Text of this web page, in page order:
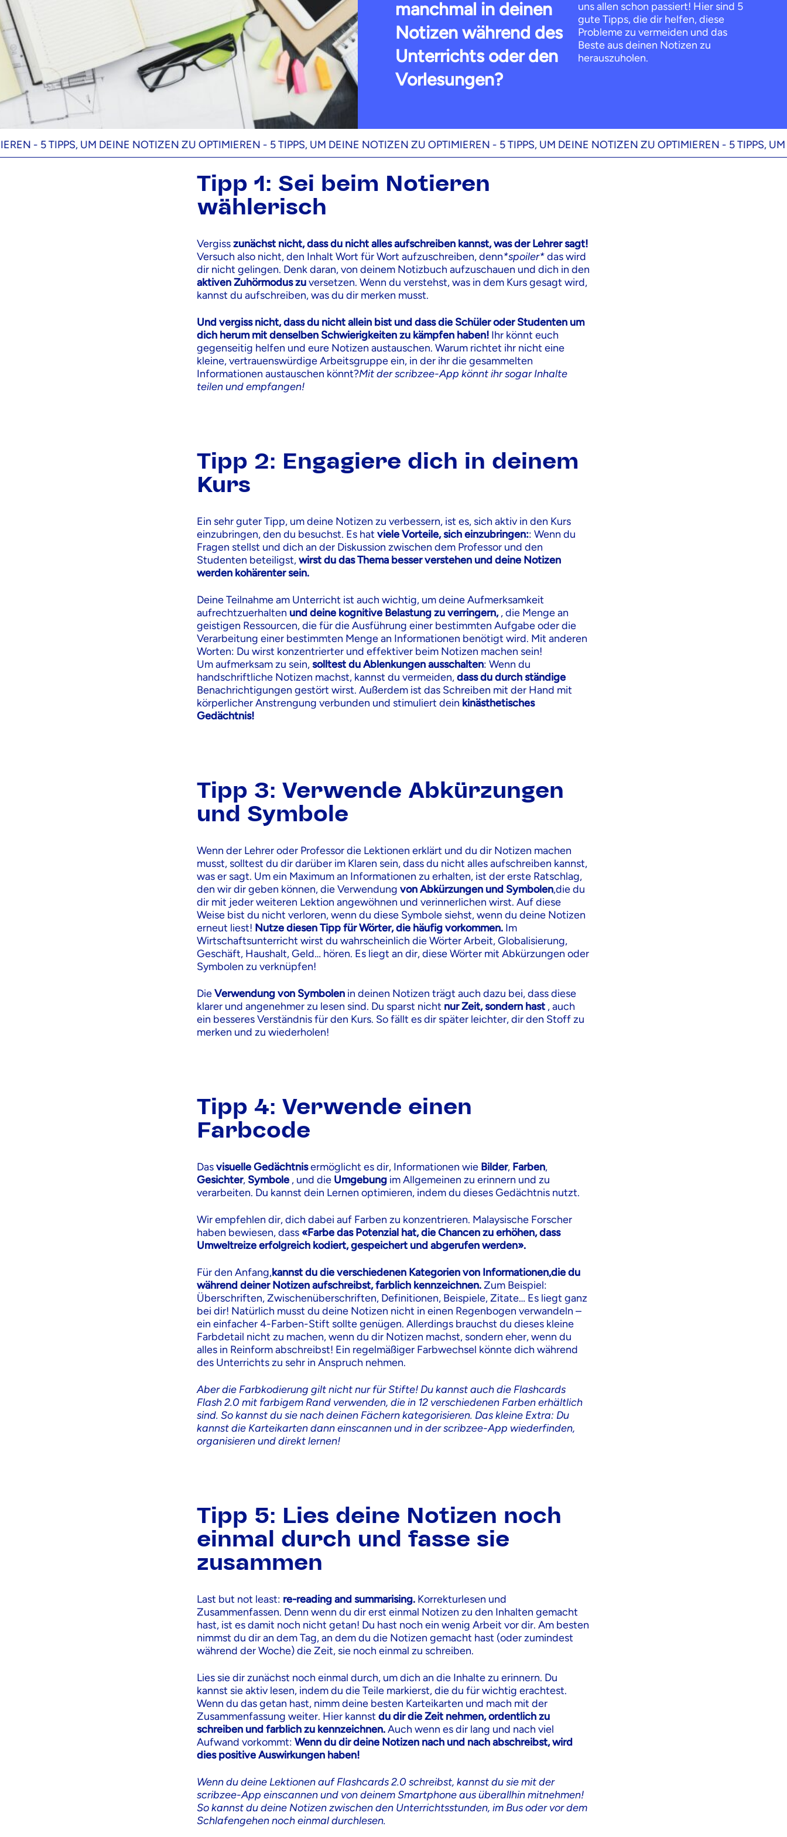
manchmal in deinen
Notizen während des
Unterrichts oder den
Vorlesungen?
uns allen schon passiert! Hier sind 5
gute Tipps, die dir helfen, diese
Probleme zu vermeiden und das
Beste aus deinen Notizen zu
herauszuholen.
5 TIPPS, UM DEINE NOTIZEN ZU OPTIMIEREN -5 TIPPS, UM DEINE NOTIZEN ZU OPTIMIEREN -5 TIPPS, UM DEINE NOTIZEN ZU OPTIMIEREN -5 TIPPS, UM
Tipp 1: Sei beim Notieren
wählerisch
Vergisszunächst nicht, dass du nicht alles aufschreiben kannst, was der Lehrer sagt!
Versuch also nicht, den Inhalt Wort für Wort aufzuschreiben, denn*spoiler*das wird
dir nicht gelingen. Denk daran, von deinem Notizbuch aufzuschauen und dich in den
aktiven Zuhörmodus zuversetzen. Wenn du verstehst, was in dem Kurs gesagt wird,
kannst du aufschreiben, was du dir merken musst.
Und vergiss nicht, dass du nicht allein bist und dass die Schüler oder Studenten um
dich herum mit denselben Schwierigkeiten zu kämpfen haben! Ihr könnt euch
gegenseitig helfen und eure Notizen austauschen. Warum richtet ihr nicht eine
kleine, vertrauenswürdige Arbeitsgruppe ein, in der ihr die gesammelten
Informationen austauschen könnt?Mit der scribzee-App könnt ihr sogar Inhalte
teilen und empfangen!
Tipp 2: Engagiere dich in deinem
Kurs
Ein sehr guter Tipp, um deine Notizen zu verbessern, ist es, sich aktiv in den Kurs
einzubringen, den du besuchst. Es hat viele Vorteile, sich einzubringen:: Wenn du
Fragen stellst und dich an der Diskussion zwischen dem Professor und den
Studenten beteiligst,wirst du das Thema besser verstehen und deine Notizen
werden kohärenter sein.
Deine Teilnahme am Unterricht ist auch wichtig, um deine Aufmerksamkeit
aufrechtzuerhalten und deine kognitive Belastung zu verringern,, die Menge an
geistigen Ressourcen, die für die Ausführung einer bestimmten Aufgabe oder die
Verarbeitung einer bestimmten Menge an Informationen benötigt wird. Mit anderen
Worten: Du wirst konzentrierter und effektiver beim Notizen machen sein!
Um aufmerksam zu sein,solltest du Ablenkungen ausschalten: Wenn du
handschriftliche Notizen machst, kannst du vermeiden,dass du durch ständige
Benachrichtigungen gestört wirst. Außerdem ist das Schreiben mit der Hand mit
körperlicher Anstrengung verbunden und stimuliert dein kinästhetisches
Gedächtnis!
Tipp 3: Verwende Abkürzungen
und Symbole
Wenn der Lehrer oder Professor die Lektionen erklärt und du dir Notizen machen
musst, solltest du dir darüber im Klaren sein, dass du nicht alles aufschreiben kannst,
was er sagt. Um ein Maximum an Informationen zu erhalten, ist der erste Ratschlag,
den wir dir geben können, die Verwendung von Abkürzungen und Symbolen,die du
dir mit jeder weiteren Lektion angewöhnen und verinnerlichen wirst. Auf diese
Weise bist du nicht verloren, wenn du diese Symbole siehst, wenn du deine Notizen
erneut liest! Nutze diesen Tipp für Wörter, die häufig vorkommen. Im
Wirtschaftsunterricht wirst du wahrscheinlich die Wörter Arbeit, Globalisierung,
Geschäft, Haushalt, Geld… hören. Es liegt an dir, diese Wörter mit Abkürzungen oder
Symbolen zu verknüpfen!
DieVerwendung von Symbolen in deinen Notizen trägt auch dazu bei, dass diese
klarer und angenehmer zu lesen sind. Du sparst nicht nur Zeit, sondern hast , auch
ein besseres Verständnis für den Kurs. So fällt es dir später leichter, dir den Stoff zu
merken und zu wiederholen!
Tipp 4: Verwende einen
Farbcode
Dasvisuelle Gedächtnisermöglicht es dir, Informationen wie Bilder, Farben,
Gesichter, Symbole , und die Umgebung im Allgemeinen zu erinnern und zu
verarbeiten. Du kannst dein Lernen optimieren, indem du dieses Gedächtnis nutzt.
Wir empfehlen dir, dich dabei auf Farben zu konzentrieren. Malaysische Forscher
haben bewiesen, dass «Farbe das Potenzial hat, die Chancen zu erhöhen, dass
Umweltreize erfolgreich kodiert, gespeichert und abgerufen werden».
Für den Anfang,kannst du die verschiedenen Kategorien von Informationen,die du
während deiner Notizen aufschreibst, farblich kennzeichnen.Zum Beispiel:
Überschriften, Zwischenüberschriften, Definitionen, Beispiele, Zitate… Es liegt ganz
bei dir! Natürlich musst du deine Notizen nicht in einen Regenbogen verwandeln –
ein einfacher 4-Farben-Stift sollte genügen. Allerdings brauchst du dieses kleine
Farbdetail nicht zu machen, wenn du dir Notizen machst, sondern eher, wenn du
alles in Reinform abschreibst! Ein regelmäßiger Farbwechsel könnte dich während
des Unterrichts zu sehr in Anspruch nehmen.
Aber die Farbkodierung gilt nicht nur für Stifte! Du kannst auch die Flashcards
Flash 2.0 mit farbigem Rand verwenden, die in 12 verschiedenen Farben erhältlich
sind. So kannst du sie nach deinen Fächern kategorisieren. Das kleine Extra: Du
kannst die Karteikarten dann einscannen und in der scribzee-App wiederfinden,
organisieren und direkt lernen!
Tipp 5: Lies deine Notizen noch
einmal durch und fasse sie
zusammen
Last but not least: re-reading and summarising. Korrekturlesen und
Zusammenfassen. Denn wenn du dir erst einmal Notizen zu den Inhalten gemacht
hast, ist es damit noch nicht getan! Du hast noch ein wenig Arbeit vor dir. Am besten
nimmst du dir an dem Tag, an dem du die Notizen gemacht hast (oder zumindest
während der Woche) die Zeit, sie noch einmal zu schreiben.
Lies sie dir zunächst noch einmal durch, um dich an die Inhalte zu erinnern. Du
kannst sie aktiv lesen, indem du die Teile markierst, die du für wichtig erachtest.
Wenn du das getan hast, nimm deine besten Karteikarten und mach mit der
Zusammenfassung weiter. Hier kannst du dir die Zeit nehmen, ordentlich zu
schreiben und farblich zu kennzeichnen.Auch wenn es dir lang und nach viel
Aufwand vorkommt: Wenn du dir deine Notizen nach und nach abschreibst, wird
dies positive Auswirkungen haben!
Wenn du deine Lektionen auf Flashcards 2.0 schreibst, kannst du sie mit der
scribzee-App einscannen und von deinem Smartphone aus überallhin mitnehmen!
So kannst du deine Notizen zwischen den Unterrichtsstunden, im Bus oder vor dem
Schlafengehen noch einmal durchlesen.